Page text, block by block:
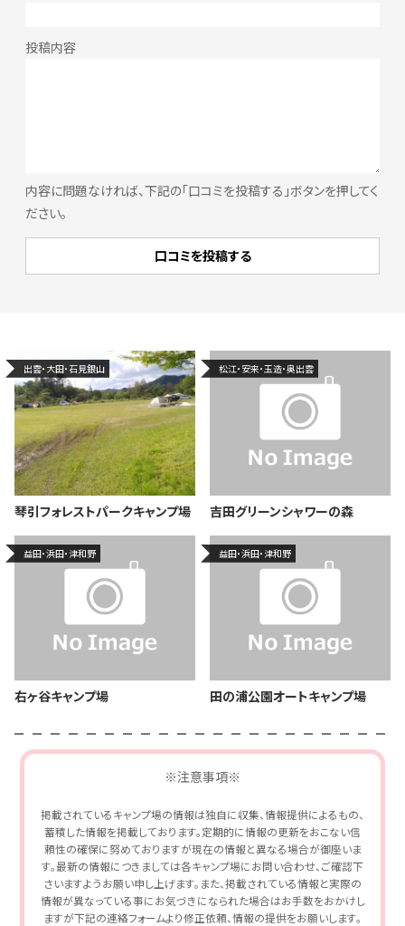
内容に問題なければ、下記の「口コミを投稿する」ボタンを押してく
ださい。
出雲・大田・石見銀山
琴引フォレストパークキャンプ場
松江・安来・玉造・奥出雲
吉田グリーンシャワーの森
益田・浜田・津和野
右ヶ谷キャンプ場
益田・浜田・津和野
田の浦公園オートキャンプ場
※注意事項※
掲載されているキャンプ場の情報は独自に収集、情報提供によるもの、
蓄積した情報を掲載しております。定期的に情報の更新をおこない信
頼性の確保に努めておりますが現在の情報と異なる場合が御座いま
す。最新の情報につきましては各キャンプ場にお問い合わせ、ご確認下
さいますようお願い申し上げます。また、掲載されている情報と実際の
情報が異なっている事にお気づきになられた場合はお手数をおかけし
ますが下記の連絡フォームより修正依頼、情報の提供をお願いします。